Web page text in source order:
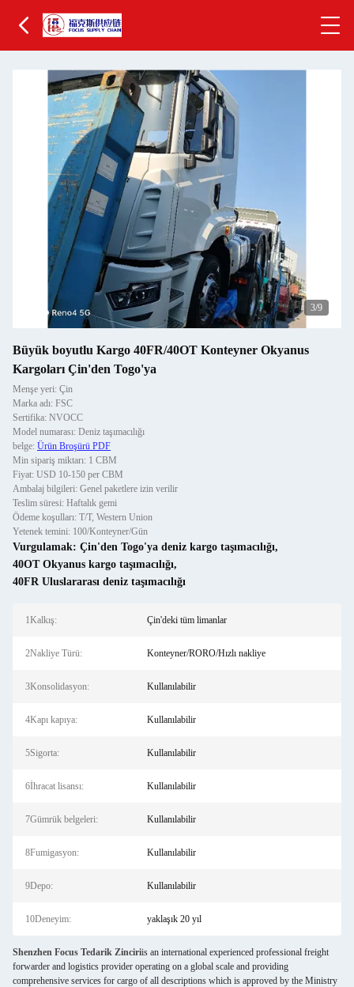
4/9
Büyük boyutlu Kargo 40FR/40OT Konteyner Okyanus
Kargoları Çin'den Togo'ya
Menşe yeri: Çin
Marka adı: FSC
Sertifika: NVOCC
Model numarası: Deniz taşımacılığı
belge: Ürün Broşürü PDF
Min sipariş miktarı: 1 CBM
Fiyat: USD 10-150 per CBM
Ambalaj bilgileri: Genel paketlere izin verilir
Teslim süresi: Haftalık gemi
Ödeme koşulları: T/T, Western Union
Yetenek temini: 100/Konteyner/Gün
Vurgulamak: Çin'den Togo'ya deniz kargo taşımacılığı,
40OT Okyanus kargo taşımacılığı,
40FR Uluslararası deniz taşımacılığı
1Kalkış: Çin'deki tüm limanlar
2Nakliye Türü: Konteyner/RORO/Hızlı nakliye
3Konsolidasyon: Kullanılabilir
4Kapı kapıya: Kullanılabilir
5Sigorta: Kullanılabilir
6İhracat lisansı: Kullanılabilir
7Gümrük belgeleri: Kullanılabilir
8Fumigasyon: Kullanılabilir
9Depo: Kullanılabilir
10Deneyim: yaklaşık 20 yıl
Shenzhen Focus Tedarik Zinciriis an international experienced professional freight
forwarder and logistics provider operating on a global scale and providing
comprehensive services for cargo of all descriptions which is approved by the Ministry